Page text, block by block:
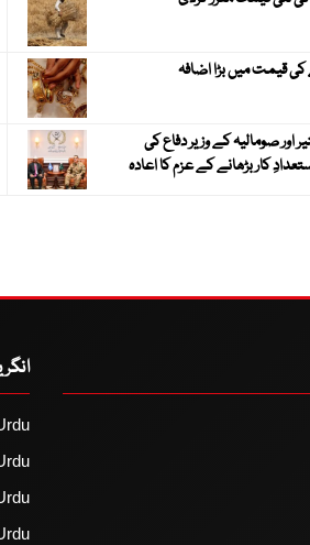
قیمت میں بڑا اضافہ
اور صومالیہ کے وزیر دفاع کی
کار بڑھانے کے عزم کا اعادہ